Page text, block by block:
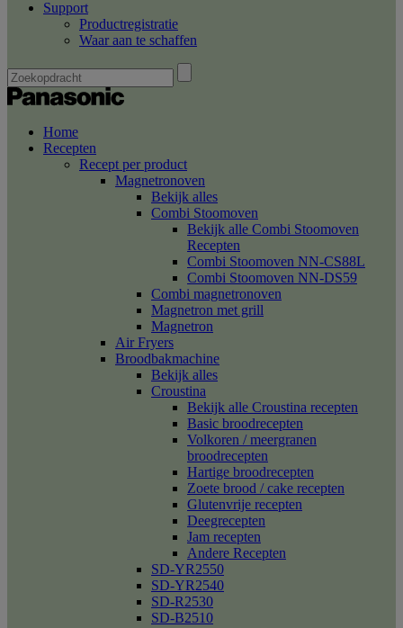
Support
Productregistratie
Waar aan te schaffen
Home
Recepten
Recept per product
Magnetronoven
Bekijk alles
Combi Stoomoven
Bekijk alle Combi Stoomoven
Recepten
Combi Stoomoven NN-CS88L
Combi Stoomoven NN-DS59
Combi magnetronoven
Magnetron met grill
Magnetron
Air Fryers
Broodbakmachine
Bekijk alles
Croustina
Bekijk alle Croustina recepten
Basic broodrecepten
Volkoren / meergranen
broodrecepten
Hartige broodrecepten
Zoete brood / cake recepten
Glutenvrije recepten
Deegrecepten
Jam recepten
Andere Recepten
SD-YR2550
SD-YR2540
SD-R2530
SD-B2510